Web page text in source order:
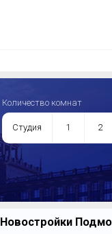
Количество комнат
Студия 1 2
Новостройки